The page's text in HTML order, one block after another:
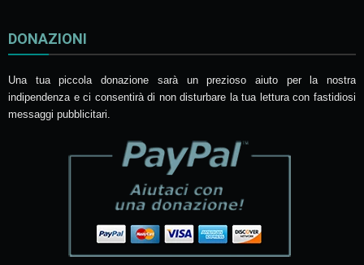
DONAZIONI
Una tua piccola donazione sarà un prezioso aiuto per la nostra
indipendenza e ci consentirà di non disturbare la tua lettura con fastidiosi
messaggi pubblicitari.